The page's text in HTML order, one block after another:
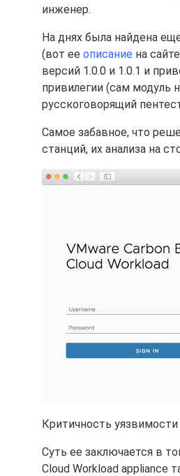
инженер.
На днях была найдена
(вот ее описание на
версий 1.0.0 и 1.0.1 и
привилегии (сам модуль
русскоговорящий
Самое забавное, что
станций, их анализа на
Критичность уязвимости
Суть ее заключается в
Cloud Workload appliance